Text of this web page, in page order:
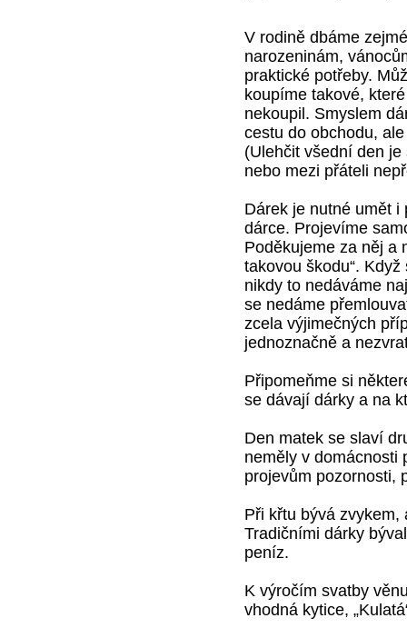
V rodině dbáme
narozeninám,
praktické potřeby.
koupíme takové,
nekoupil. Smyslem
cestu do obchodu,
(Ulehčit všední den
nebo mezi přáteli
Dárek je nutné umět
dárce. Projevíme
Poděkujeme za něj a
takovou škodu“.
nikdy to nedáváme
se nedáme
zcela výjimečných
jednoznačně a
Připomeňme si
se dávají dárky a na
Den matek se slaví
neměly v domácnosti
projevům pozornosti,
Při křtu bývá
Tradičními dárky
peníz.
K výročím svatby
vhodná kytice,